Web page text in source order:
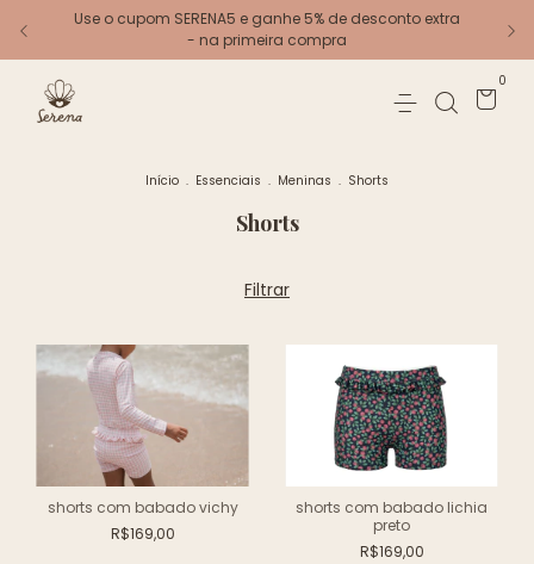
Use o cupom SERENA5 e ganhe 5% de desconto extra
- na primeira compra
0
Início . Essenciais . Meninas . Shorts
Shorts
Filtrar
shorts com babado vichy
R$169,00
shorts com babado lichia
preto
R$169,00